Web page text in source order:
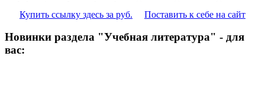
Купить ссылку здесь за руб. Поставить к себе на сайт
Новинки раздела "Учебная литература" - для
вас: